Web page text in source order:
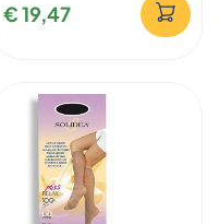
€ 19,47